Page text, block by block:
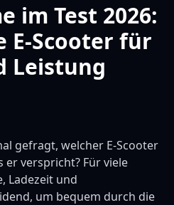
im Test 2026:
E-Scooter für
Leistung
gefragt, welcher E-Scooter
er verspricht? Für viele
Ladezeit und
um bequem durch die